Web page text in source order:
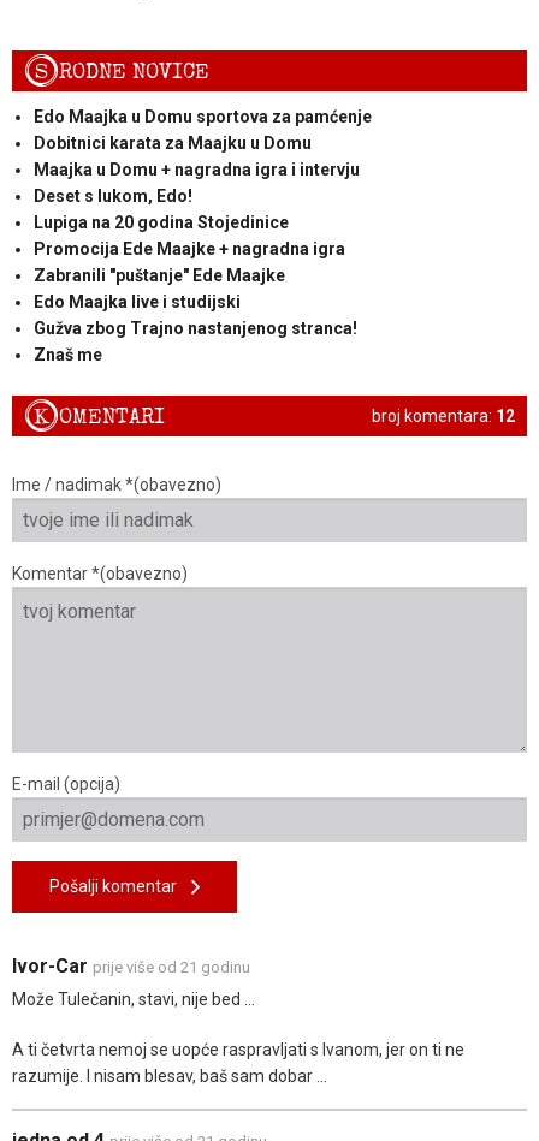
SRODNE NOVICE
Edo Maajka u Domu sportova za pamćenje
Dobitnici karata za Maajku u Domu
Maajka u Domu + nagradna igra i intervju
Deset s lukom, Edo!
Lupiga na 20 godina Stojedinice
Promocija Ede Maajke + nagradna igra
Zabranili "puštanje" Ede Maajke
Edo Maajka live i studijski
Gužva zbog Trajno nastanjenog stranca!
Znaš me
broj komentara: 12
KOMENTARI
Ime / nadimak *(obavezno)
Komentar *(obavezno)
E-mail (opcija)
Pošalji komentar
Ivor-Car prije više od 21 godinu
Može Tulečanin, stavi, nije bed ...
A ti četvrta nemoj se uopće raspravljati s Ivanom, jer on ti ne
razumije. I nisam blesav, baš sam dobar ...